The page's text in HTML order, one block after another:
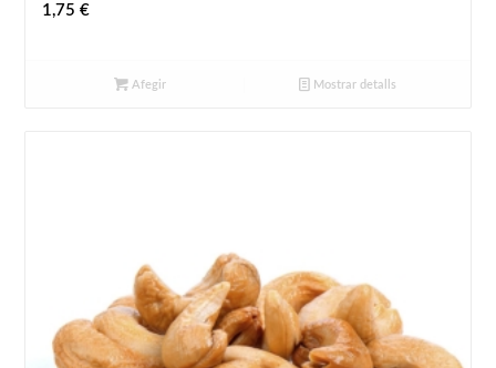
1,75€
Afegir Mostrar detalls